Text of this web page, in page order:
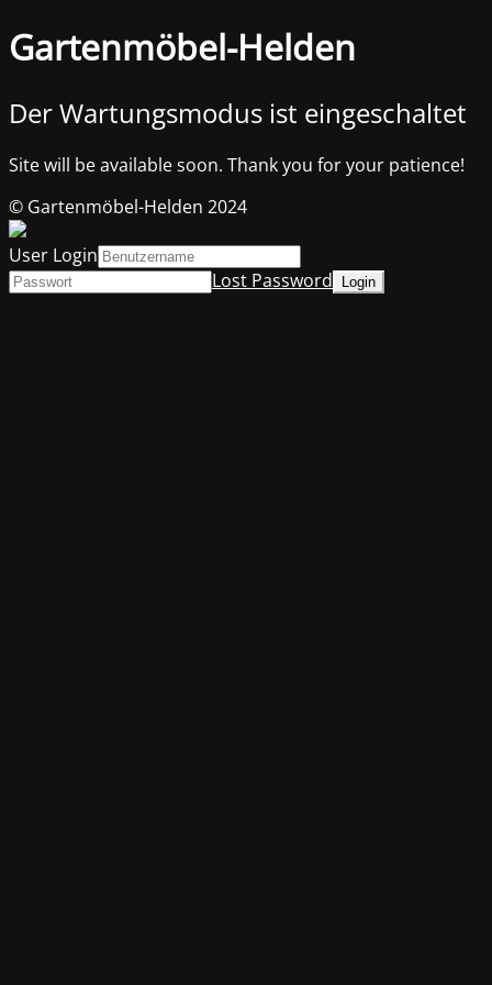
Gartenmöbel-Helden
Der Wartungsmodus ist eingeschaltet
Site will be available soon. Thank you for your patience!
© Gartenmöbel-Helden 2024
User Login
Lost Password